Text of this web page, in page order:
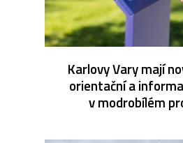
Karlovy Vary mají
orientační a
v modrobílém